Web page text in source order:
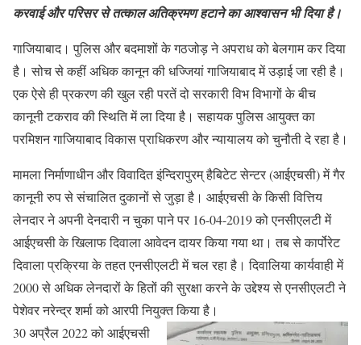
करवाई और परिसर से तत्काल अतिक्रमण हटाने का आश्वासन भी दिया है।
गाजियाबाद। पुलिस और बदमाशों के गठजोड़ ने अपराध को बेलगाम कर दिया
है। सोच से कहीं अधिक कानून की धज्जियां गाजियाबाद में उड़ाई जा रही है।
एक ऐसे ही प्रकरण की खुल रही परतें दो सरकारी विभ विभागों के बीच
कानूनी टकराव की स्थिति में ला दिया है। सहायक पुलिस आयुक्त का
परमिशन गाजियाबाद विकास प्राधिकरण और न्यायालय को चुनौती दे रहा है।
मामला निर्माणाधीन और विवादित इंन्दिरापुरम् हैबिटेट सेन्टर (आईएचसी) में गैर
कानूनी रुप से संचालित दुकानों से जुड़ा है। आईएचसी के किसी वित्तिय
लेनदार ने अपनी देनदारी न चुका पाने पर 16-04-2019 को एनसीएलटी में
आईएचसी के खिलाफ दिवाला आवेदन दायर किया गया था। तब से कार्पोरेट
दिवाला प्रक्रिया के तहत एनसीएलटी में चल रहा है। दिवालिया कार्यवाही में
2000 से अधिक लेनदारों के हितों की सुरक्षा करने के उद्देश्य से एनसीएलटी ने
पेशेवर नरेन्द्र शर्मा को आरपी नियुक्त किया है।
30 अप्रैल 2022 को आईएचसी